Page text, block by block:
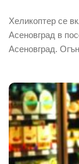
Хеликоптер се
Асеновград в
Асеновград.